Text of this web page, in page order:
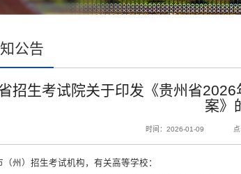
公告
招生考试院关于印发《贵州省
案》
时间：2026-01-09
（州）招生考试机构，有关高等学校：